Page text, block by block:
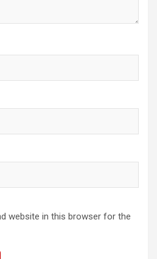
website in this browser for the